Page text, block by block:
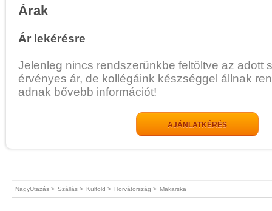
Árak
Ár lekérésre
Jelenleg nincs rendszerünkbe feltöltve az adott
érvényes ár, de kollégáink készséggel állnak
adnak bővebb információt!
AJÁNLATKÉRÉS
NagyUtazás > Szállás > Külföld > Horvátország > Makarska